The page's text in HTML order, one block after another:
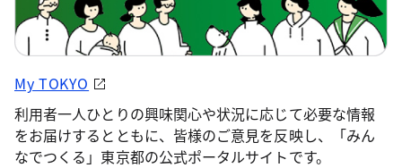
My TOKYO
利用者一人ひとりの興味関心や状況に応じて必要な情報
をお届けするとともに、皆様のご意見を反映し、「みん
なでつくる」東京都の公式ポータルサイトです。